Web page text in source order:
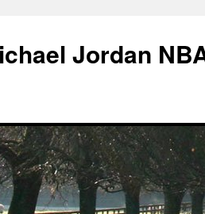
Jordan